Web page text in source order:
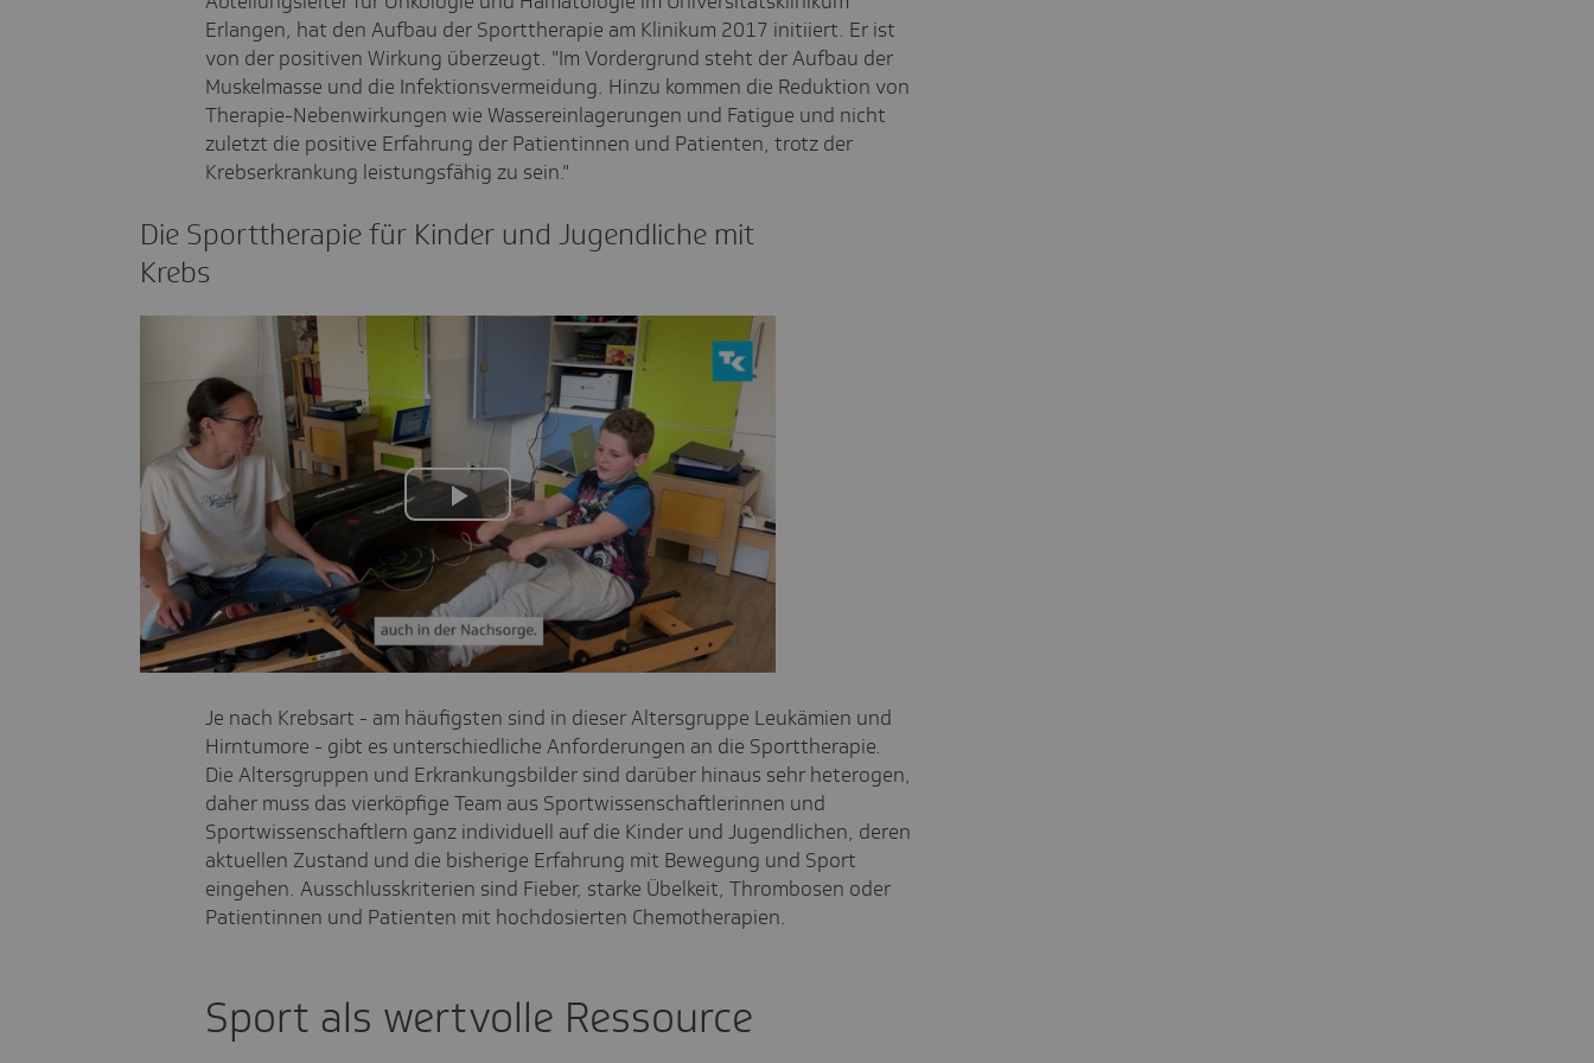
Erlangen, hat den Aufbau der Sporttherapie am Klinikum 2017 initiiert. Er ist
von der positiven Wirkung überzeugt. "Im Vordergrund steht der Aufbau der
Muskelmasse und die Infektionsvermeidung. Hinzu kommen die Reduktion von
Therapie-Nebenwirkungen wie Wassereinlagerungen und Fatigue und nicht
zuletzt die positive Erfahrung der Patientinnen und Patienten, trotz der
Krebserkrankung leistungsfähig zu sein."
Die Sport­the­rapie für Kinder und Jugend­liche mit
Krebs
Play
Video
Je nach Krebsart - am häufigsten sind in dieser Altersgruppe Leukämien und
Hirntumore - gibt es unterschiedliche Anforderungen an die Sporttherapie.
Die Altersgruppen und Erkrankungsbilder sind darüber hinaus sehr heterogen,
daher muss das vierköpfige Team aus Sportwissenschaftlerinnen und
Sportwissenschaftlern ganz individuell auf die Kinder und Jugendlichen, deren
aktuellen Zustand und die bisherige Erfahrung mit Bewegung und Sport
eingehen. Ausschlusskriterien sind Fieber, starke Übelkeit, Thrombosen oder
Patientinnen und Patienten mit hochdosierten Chemotherapien.
Sport als wertvolle Ressource